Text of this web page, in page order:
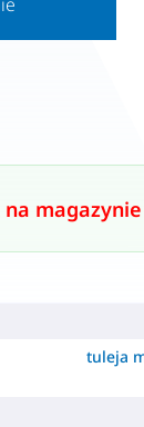
magazynie
tuleja